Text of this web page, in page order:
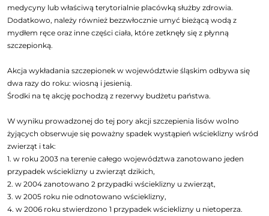
medycyny lub właściwą terytorialnie placówką służby zdrowia.
Dodatkowo, należy również bezzwłocznie umyć bieżącą wodą z
mydłem ręce oraz inne części ciała, które zetknęły się z płynną
szczepionką.
Akcja wykładania szczepionek w województwie śląskim odbywa się
dwa razy do roku: wiosną i jesienią.
Środki na tę akcję pochodzą z rezerwy budżetu państwa.
W wyniku prowadzonej do tej pory akcji szczepienia lisów wolno
żyjących obserwuje się poważny spadek wystąpień wścieklizny wśród
zwierząt i tak:
1. w roku 2003 na terenie całego województwa zanotowano jeden
przypadek wścieklizny u zwierząt dzikich,
2. w 2004 zanotowano 2 przypadki wścieklizny u zwierząt,
3. w 2005 roku nie odnotowano wścieklizny,
4. w 2006 roku stwierdzono 1 przypadek wścieklizny u nietoperza.